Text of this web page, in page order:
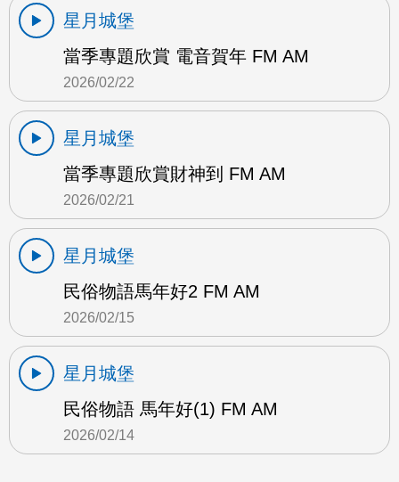
星月城堡
當季專題欣賞 電音賀年 FM AM
2026/02/22
星月城堡
當季專題欣賞財神到 FM AM
2026/02/21
星月城堡
民俗物語馬年好2 FM AM
2026/02/15
星月城堡
民俗物語 馬年好(1) FM AM
2026/02/14